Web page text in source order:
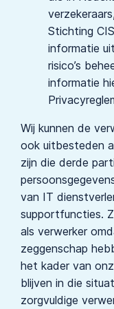
Stichting
informatie
risico’s
informatie
Wij kunnen de
ook uitbesteden
zijn die derde
van IT
supportfuncties.
als verwerker
zeggenschap
het kader van
blijven in die
zorgvuldige